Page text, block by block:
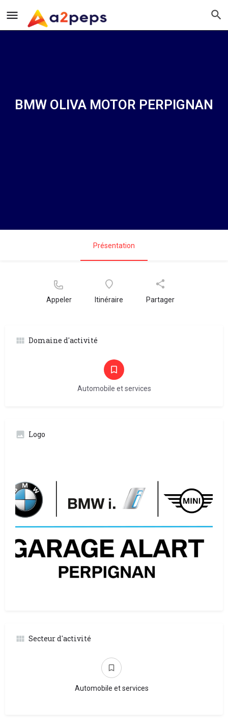
BMW OLIVA MOTOR PERPIGNAN
Présentation
Appeler Itinéraire Partager
Domaine d'activité
Automobile et services
Logo
Secteur d'activité
Automobile et services